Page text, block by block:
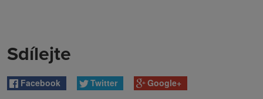
Sdílejte
Facebook Twitter Google+